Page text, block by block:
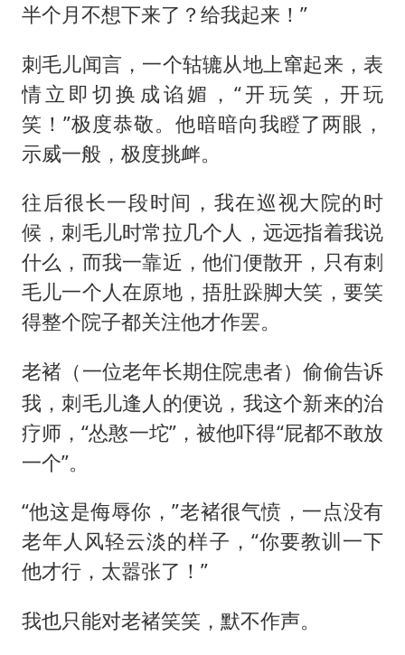
半个月不想下来了？给我起来！”
刺毛儿闻言，一个轱辘从地上窜起来，表
情立即切换成谄媚，“开玩笑，开玩
笑！”极度恭敬。他暗暗向我瞪了两眼，
示威一般，极度挑衅。
往后很长一段时间，我在巡视大院的时
候，刺毛儿时常拉几个人，远远指着我说
什么，而我一靠近，他们便散开，只有刺
毛儿一个人在原地，捂肚跺脚大笑，要笑
得整个院子都关注他才作罢。
老褚（ 一位老年长期住院患者）偷偷告诉
我，刺毛儿逢人的便说，我这个新来的治
疗师，“怂憨一坨”，被他吓得“屁都不敢放
一个”。
“他这是侮辱你，”老褚很气愤，一点没有
老年人风轻云淡的样子，“你要教训一下
他才行，太嚣张了！”
我也只能对老褚笑笑，默不作声。